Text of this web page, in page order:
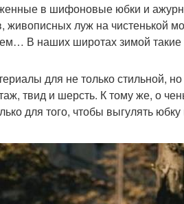
Теплые юбки
в шифоновые юбки и
луж на чистенькой
В наших широтах зимой
для не только стильной,
твид и шерсть. К тому же, о
для того, чтобы выгулять юбку